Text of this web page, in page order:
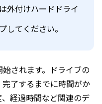
外付けハードドライ
してください。
されます。ドライブの
了するまでに時間がか
経過時間など関連のデ